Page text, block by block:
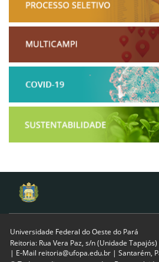
Universidade Federal do Oeste do Pará
Reitoria: Rua Vera Paz, s/n (Unidade
| E-Mail reitoria@ufopa.edu.br | Santarém,